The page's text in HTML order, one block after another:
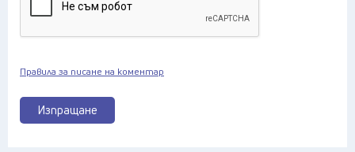
Изпращане
Правила за писане на коментар